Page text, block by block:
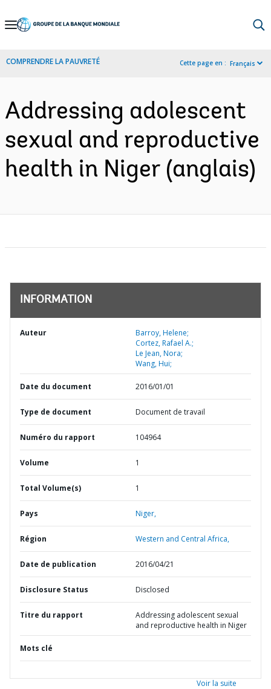
Skip
Navigation
COMPRENDRE LA PAUVRETÉ Cette page en : Français
Addressing adolescent
sexual and reproductive
health in Niger (anglais)
INFORMATION
Auteur
Barroy, Helene;
Cortez, Rafael A.;
Le Jean, Nora;
Wang, Hui;
Date du document 2016/01/01
Type de document Document de travail
Numéro du rapport 104964
Volume 1
Total Volume(s) 1
Pays Niger,
Région Western and Central Africa,
Date de publication 2016/04/21
Disclosure Status Disclosed
Titre du rapport
Addressing adolescent sexual
and reproductive health in Niger
Mots clé
Voir la suite